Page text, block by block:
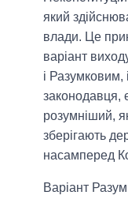
який
влади. Це
варіант
і
законодавця,
розумніший,
зберігають
насамперед
Варіант